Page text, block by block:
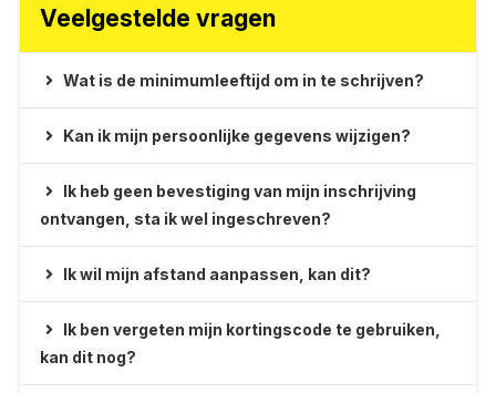
Veelgestelde vragen
Wat is de minimumleeftijd om in te schrijven?
Kan ik mijn persoonlijke gegevens wijzigen?
Ik heb geen bevestiging van mijn inschrijving
ontvangen, sta ik wel ingeschreven?
Ik wil mijn afstand aanpassen, kan dit?
Ik ben vergeten mijn kortingscode te gebruiken,
kan dit nog?